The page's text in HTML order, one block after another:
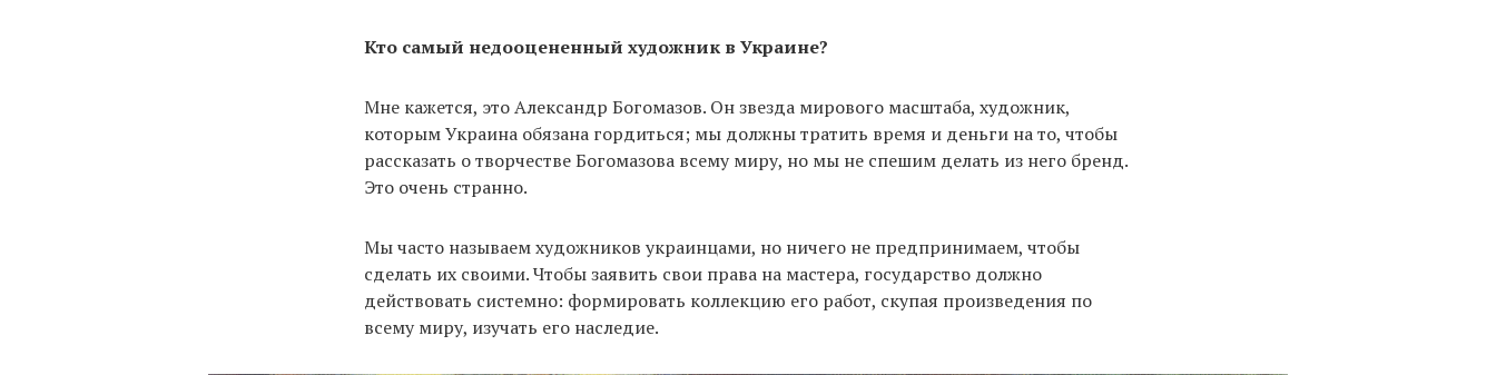
Кто самый недооцененный художник в Украине?
Мне кажется, это Александр Богомазов. Он звезда мирового масштаба, художник,
которым Украина обязана гордиться; мы должны тратить время и деньги на то, чтобы
рассказать о творчестве Богомазова всему миру, но мы не спешим делать из него бренд.
Это очень странно.
Мы часто называем художников украинцами, но ничего не предпринимаем, чтобы
сделать их своими. Чтобы заявить свои права на мастера, государство должно
действовать системно: формировать коллекцию его работ, скупая произведения по
всему миру, изучать его наследие.